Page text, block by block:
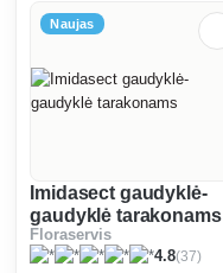
Naujas
Imidasect gaudyklė-
gaudyklė tarakonams
Floraservis
4.8(37)